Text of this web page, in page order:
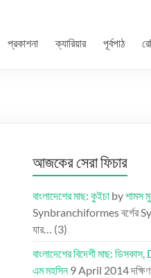
প্রকাশনা ক্যারিয়ার পূর্বপাঠ
আজকের সেরা ফিচার
বাংলাদেশের মাছ: কুইচা byশামস
Synbranchiformes বর্গের
যার… (3)
বাংলাদেশের বিদেশী মাছ:
এম মহসিন 9 April 2014